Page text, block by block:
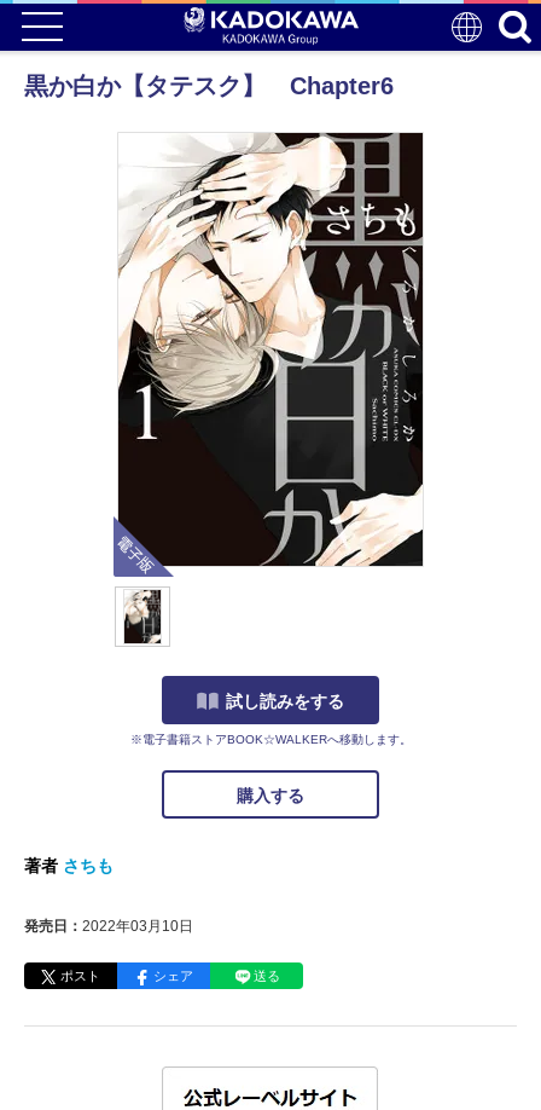
黒か白か【タテスク】 Chapter6
試し読みをする
※電子書籍ストアBOOK☆WALKERへ移動します。
購入する
著者 さちも
発売日： 2022年03月10日
ポスト シェア 送る